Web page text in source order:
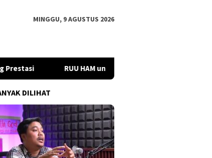
MINGGU, 9 AGUSTUS 2026
RUU HAM untuk Siapa? Publik Diminta Aktif
DILIHAT